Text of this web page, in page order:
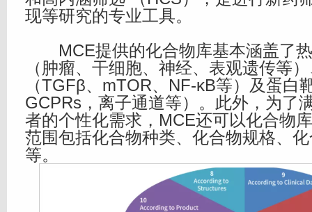
现等研究的专业工具。
MCE提供的化合物库基本涵盖了热
（肿瘤、干细胞、神经、表观遗传等
（TGFβ、mTOR、NF-κB等）及蛋白
GCPRs，离子通道等）。此外，为了
者的个性化需求，MCE还可以化合物
范围包括化合物种类、化合物规格、
等。